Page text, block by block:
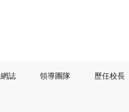
網誌 領導團隊 歷任校長